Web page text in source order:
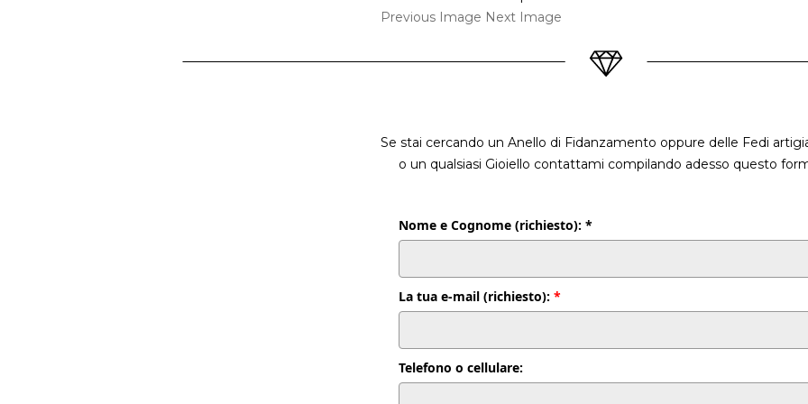
Previous Image Next Image
Se stai cercando un Anello di Fidanzamento oppure delle Fedi
o un qualsiasi Gioiello contattami compilando adesso questo
Nome e Cognome (richiesto): *
La tua e-mail (richiesto): *
Telefono o cellulare: